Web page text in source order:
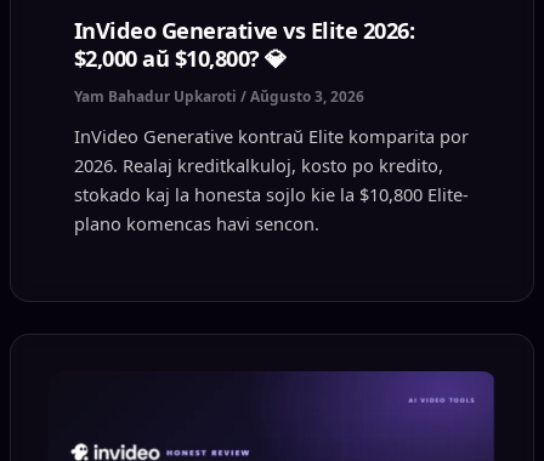
InVideo Generative vs Elite 2026:
$2,000 aŭ $10,800? 💎
Yam Bahadur Upkaroti /Aŭgusto 3, 2026
InVideo Generative kontraŭ Elite komparita por
2026. Realaj kreditkalkuloj, kosto po kredito,
stokado kaj la honesta sojlo kie la $10,800 Elite-
plano komencas havi sencon.